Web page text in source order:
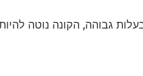
גבוהה, הקונה נוטה